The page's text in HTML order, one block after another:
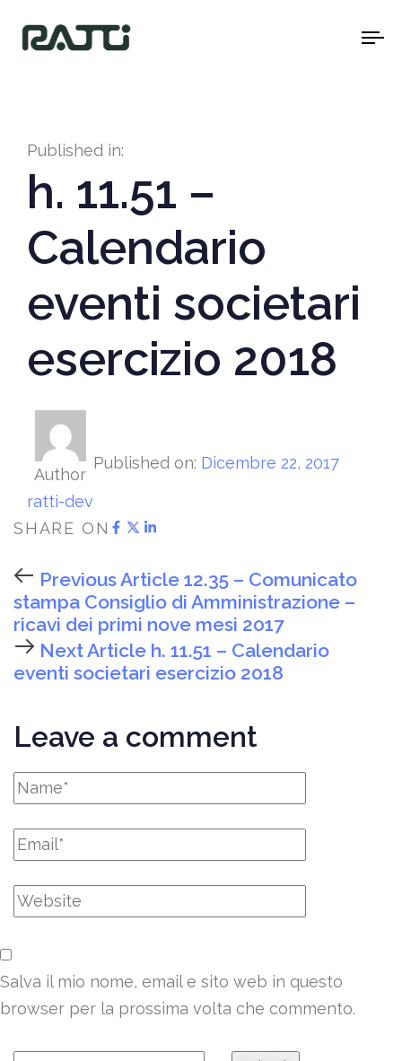
Published in:
h. 11.51 –
Calendario
eventi societari
esercizio 2018
Author
ratti-dev
Published on: Dicembre 22, 2017
SHARE ON
Previous Article 12.35 – Comunicato
stampa Consiglio di Amministrazione –
ricavi dei primi nove mesi 2017
Next Article h. 11.51 – Calendario
eventi societari esercizio 2018
Leave a comment
Salva il mio nome, email e sito web in questo
browser per la prossima volta che commento.